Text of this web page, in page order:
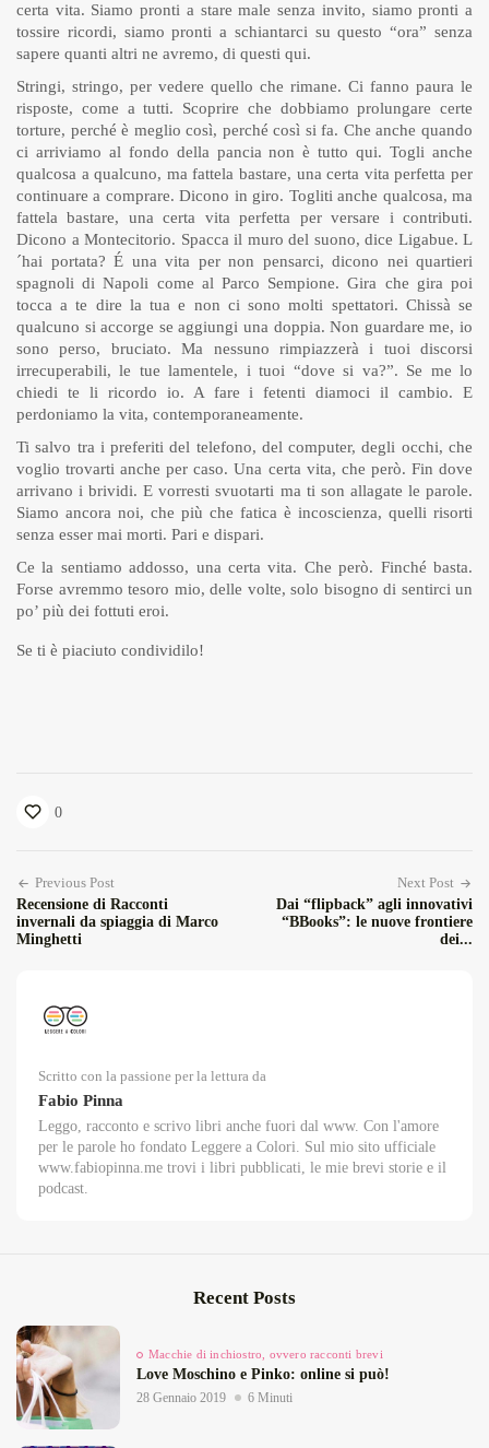
certa vita. Siamo pronti a stare male senza invito, siamo pronti a
tossire ricordi, siamo pronti a schiantarci su questo “ora” senza
sapere quanti altri ne avremo, di questi qui.
Stringi, stringo, per vedere quello che rimane. Ci fanno paura le
risposte, come a tutti. Scoprire che dobbiamo prolungare certe
torture, perché è meglio così, perché così si fa. Che anche quando
ci arriviamo al fondo della pancia non è tutto qui. Togli anche
qualcosa a qualcuno, ma fattela bastare, una certa vita perfetta per
continuare a comprare. Dicono in giro. Togliti anche qualcosa, ma
fattela bastare, una certa vita perfetta per versare i contributi.
Dicono a Montecitorio. Spacca il muro del suono, dice Ligabue. L
´hai portata? É una vita per non pensarci, dicono nei quartieri
spagnoli di Napoli come al Parco Sempione. Gira che gira poi
tocca a te dire la tua e non ci sono molti spettatori. Chissà se
qualcuno si accorge se aggiungi una doppia. Non guardare me, io
sono perso, bruciato. Ma nessuno rimpiazzerà i tuoi discorsi
irrecuperabili, le tue lamentele, i tuoi “dove si va?”. Se me lo
chiedi te li ricordo io. A fare i fetenti diamoci il cambio. E
perdoniamo la vita, contemporaneamente.
Ti salvo tra i preferiti del telefono, del computer, degli occhi, che
voglio trovarti anche per caso. Una certa vita, che però. Fin dove
arrivano i brividi. E vorresti svuotarti ma ti son allagate le parole.
Siamo ancora noi, che più che fatica è incoscienza, quelli risorti
senza esser mai morti. Pari e dispari.
Ce la sentiamo addosso, una certa vita. Che però. Finché basta.
Forse avremmo tesoro mio, delle volte, solo bisogno di sentirci un
po’ più dei fottuti eroi.
Se ti è piaciuto condividilo!
0
Previous Post
Recensione di Racconti
invernali da spiaggia di Marco
Minghetti
Next Post
Dai “flipback” agli innovativi
“BBooks”: le nuove frontiere
dei...
Scritto con la passione per la lettura da
Fabio Pinna
Leggo, racconto e scrivo libri anche fuori dal www. Con l'amore
per le parole ho fondato Leggere a Colori. Sul mio sito ufficiale
www.fabiopinna.me trovi i libri pubblicati, le mie brevi storie e il
podcast.
Recent Posts
Macchie di inchiostro, ovvero racconti brevi
Love Moschino e Pinko: online si può!
28 Gennaio 2019 6 Minuti